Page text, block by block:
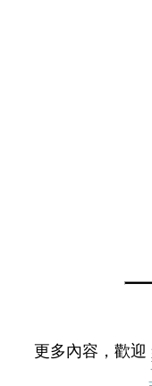
更多內容，歡迎